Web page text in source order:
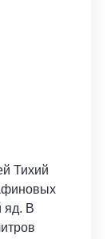
Тихий
яд. В